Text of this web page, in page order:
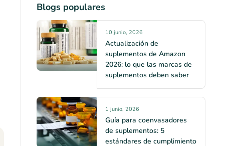
Blogs populares
10 junio, 2026
Actualización de
suplementos de Amazon
2026: lo que las marcas de
suplementos deben saber
1 junio, 2026
Guía para coenvasadores
de suplementos: 5
estándares de cumplimiento